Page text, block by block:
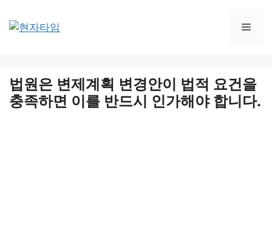
법원은 변제계획 변경안이 법적 요건을
충족하면 이를 반드시 인가해야 합니다.